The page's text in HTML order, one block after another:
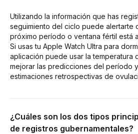
Utilizando la información que has
seguimiento del ciclo puede alertarte
próximo período o ventana fértil está
Si usas tu Apple Watch Ultra para
aplicación puede usar la temperatura
mejorar las predicciones del período
estimaciones retrospectivas de
¿Cuáles son los dos tipos
de registros gubernamentales?